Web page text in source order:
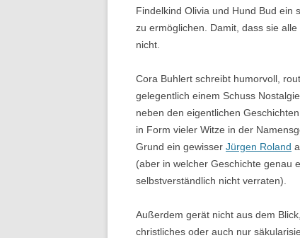
Findelkind Olivia und Hund Bud ein
zu ermöglichen. Damit, dass sie
nicht.
Cora Buhlert schreibt humorvoll,
gelegentlich einem Schuss
neben den eigentlichen
in Form vieler Witze in der
Grund ein gewisser Jürgen Roland
(aber in welcher Geschichte genau
selbstverständlich nicht verraten).
Außerdem gerät nicht aus dem
christliches oder auch nur